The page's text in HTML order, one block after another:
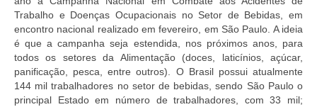
Trabalho e Doenças Ocupacionais no Setor de Bebidas, em
encontro nacional realizado em fevereiro, em São Paulo. A ideia
é que a campanha seja estendida, nos próximos anos, para
todos os setores da Alimentação (doces, laticínios, açúcar,
panificação, pesca, entre outros). O Brasil possui atualmente
144 mil trabalhadores no setor de bebidas, sendo São Paulo o
principal Estado em número de trabalhadores, com 33 mil;